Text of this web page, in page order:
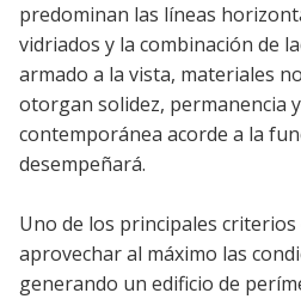
predominan las líneas
vidriados y la combinación de
armado a la vista, materiales
otorgan solidez, permanencia
contemporánea acorde a la
desempeñará.
Uno de los principales
aprovechar al máximo las
generando un edificio de